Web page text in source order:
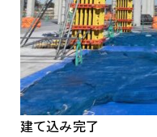
建て込み完了